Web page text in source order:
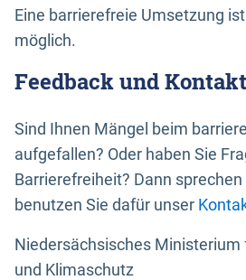
Eine barrierefreie Umsetzung
möglich.
Feedback und Kontakt
Sind Ihnen Mängel beim
aufgefallen? Oder haben Sie
Barrierefreiheit? Dann
benutzen Sie dafür unser
Niedersächsisches Ministerium
und Klimaschutz